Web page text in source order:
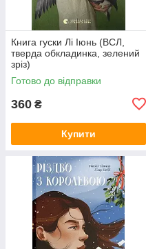
Книга гуски Лі Іюнь (ВСЛ,
тверда обкладинка, зелений
зріз)
Готово до відправки
360 ₴
Купити